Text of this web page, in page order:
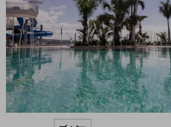
Spectaculaire